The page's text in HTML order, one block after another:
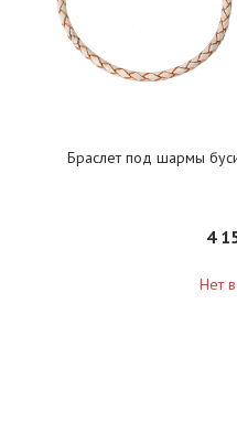
Браслет под шармы
4
Нет